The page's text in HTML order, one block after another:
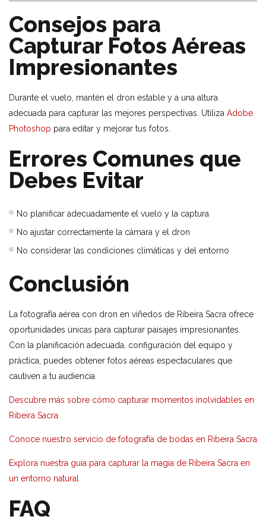
Consejos para
Capturar Fotos Aéreas
Impresionantes
Durante el vuelo, mantén el dron estable y a una altura
adecuada para capturar las mejores perspectivas. Utiliza Adobe
Photoshop para editar y mejorar tus fotos.
Errores Comunes que
Debes Evitar
No planificar adecuadamente el vuelo y la captura
No ajustar correctamente la cámara y el dron
No considerar las condiciones climáticas y del entorno
Conclusión
La fotografía aérea con dron en viñedos de Ribeira Sacra ofrece
oportunidades únicas para capturar paisajes impresionantes.
Con la planificación adecuada, configuración del equipo y
práctica, puedes obtener fotos aéreas espectaculares que
cautiven a tu audiencia.
Descubre más sobre cómo capturar momentos inolvidables en
Ribeira Sacra
Conoce nuestro servicio de fotografía de bodas en Ribeira Sacra
Explora nuestra guía para capturar la magia de Ribeira Sacra en
un entorno natural
FAQ